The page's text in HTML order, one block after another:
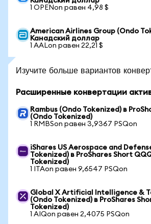
1 OPENon равен 4,98 $
American Airlines Group (Ondo
Канадский доллар
1 AALon равен 22,21 $
Изучите больше вариантов
Расширенные конвертации
Rambus (Ondo Tokenized) в
(Ondo Tokenized)
1 RMBSon равен 3,9367 PSQon
iShares US Aerospace and
Tokenized) в ProShares Short
Tokenized)
1 ITAon равен 9,6547 PSQon
Global X Artificial Intelligence &
(Ondo Tokenized) в ProShares
Tokenized)
1 AIQon равен 2,4075 PSQon